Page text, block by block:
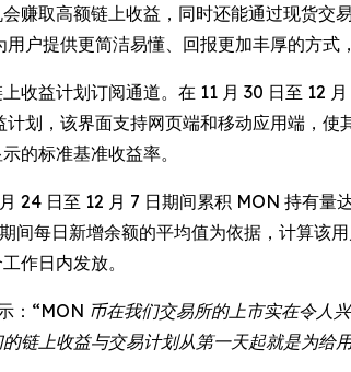
赚取高额链上收益，同时还能通过现货
户提供更简洁易懂、回报更加丰厚的方式
收益计划订阅通道。在 11 月 30 日至 12
划，该界面支持网页端和移动应用端，
的标准基准收益率。
24 日至 12 月 7 日期间累积 MON 持有
间每日新增余额的平均值为依据，计算该
作日内发放。
： “MON 币在我们交易所的上市实在令人
链上收益与交易计划从第一天起就是为给